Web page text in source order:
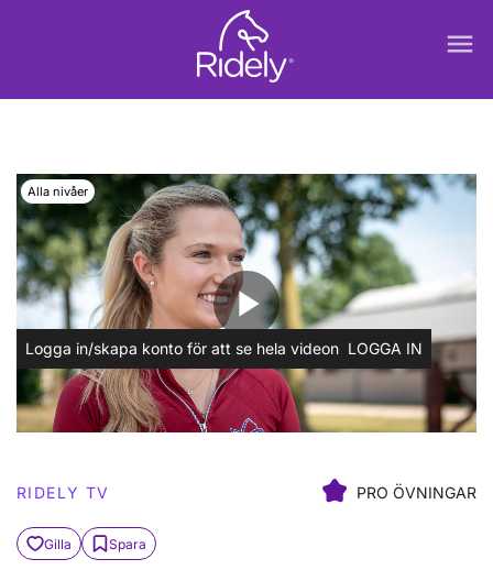
menu
play_arrow
Alla nivåer
Logga in/skapa konto för att se hela videon LOGGA IN
RIDELY TV PRO ÖVNINGAR
Gilla Spara